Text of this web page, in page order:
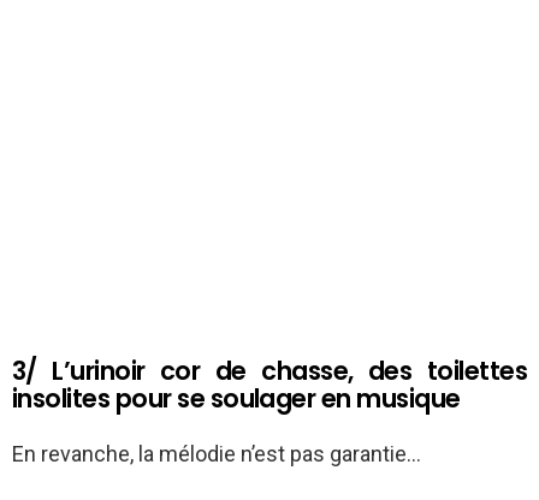
3/ L’urinoir cor de chasse, des toilettes
insolites pour se soulager en musique
En revanche, la mélodie n’est pas garantie…